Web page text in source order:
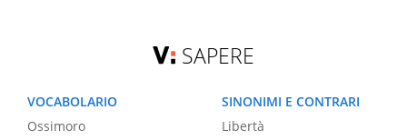
SAPERE
VOCABOLARIO
Ossimoro
SINONIMI E CONTRARI
Libertà